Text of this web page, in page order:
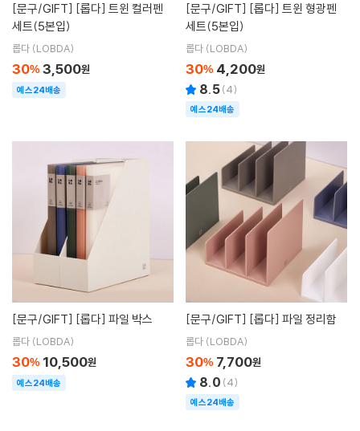
[문구/GIFT]
세트(5본입)
롭다 (LOBDA)
30% 3,500원
예스24배송
[문구/GIFT]
세트(5본입)
롭다 (LOBDA)
30% 4,200원
8.5(4)
예스24배송
[문구/GIFT] [롭다] 파일 박스
롭다 (LOBDA)
30% 10,500원
예스24배송
[문구/GIFT] [롭다] 파일 정리함
롭다 (LOBDA)
30% 7,700원
8.0 (4)
예스24배송